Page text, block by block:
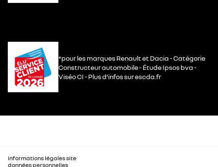
*pour les marques Renault et Dacia - Catégorie
Constructeur automobile - Étude Ipsos bva -
Viséo CI - Plus d’infos sur escda.fr
informations légales site
données personnelles